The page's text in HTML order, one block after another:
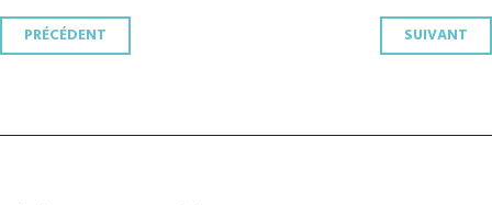
Navigation
PRÉCÉDENT SUIVANT